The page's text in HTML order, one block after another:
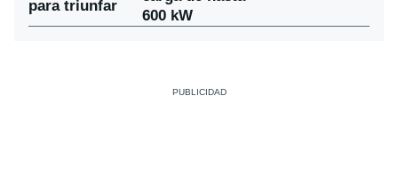
para triunfar
600 kW